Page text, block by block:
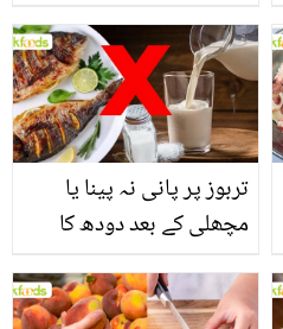
انگیز طبی فوائد
تربوز پر پانی نہ پینا یا
مچھلی کے بعد دودھ کا
سے متعلق غلط فہمیوں کی